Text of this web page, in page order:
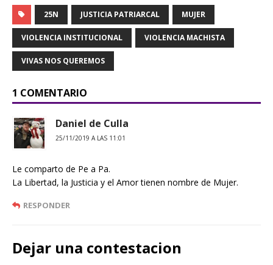
25N JUSTICIA PATRIARCAL MUJER
VIOLENCIA INSTITUCIONAL VIOLENCIA MACHISTA
VIVAS NOS QUEREMOS
1 COMENTARIO
Daniel de Culla
25/11/2019 A LAS 11:01
Le comparto de Pe a Pa.
La Libertad, la Justicia y el Amor tienen nombre de Mujer.
RESPONDER
Dejar una contestacion